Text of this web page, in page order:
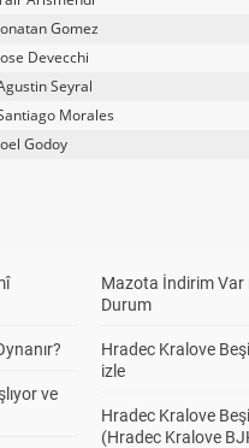
Gomez
Devecchi
Seyral
Morales
Godoy
ve
Mazota İndirim Var
Durum
Hradec Kralove
izle
Hradec Kralove
(Hradec Kralove